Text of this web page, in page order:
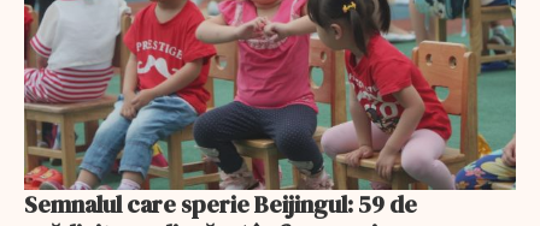
Semnalul care sperie Beijingul: 59 de